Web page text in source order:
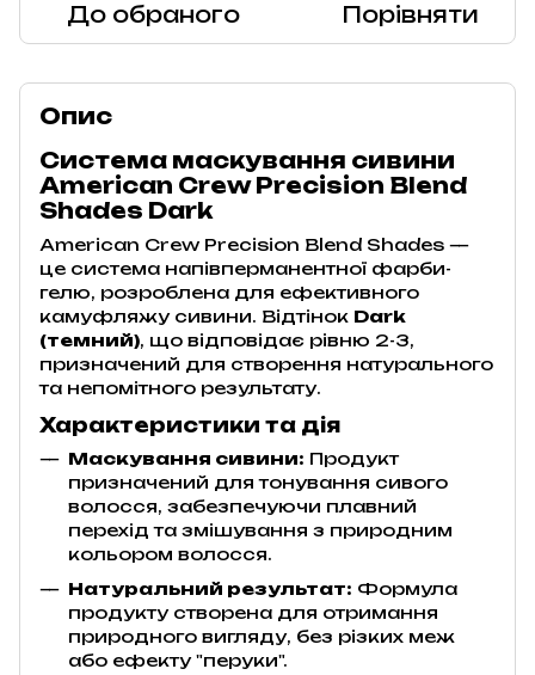
До обраного Порівняти
Опис
Система маскування сивини
American Crew Precision Blend
Shades Dark
American Crew Precision Blend Shades —
це система напівперманентної фарби-
гелю, розроблена для ефективного
камуфляжу сивини. Відтінок Dark
(темний), що відповідає рівню 2-3,
призначений для створення натурального
та непомітного результату.
Характеристики та дія
Маскування сивини: Продукт
призначений для тонування сивого
волосся, забезпечуючи плавний
перехід та змішування з природним
кольором волосся.
Натуральний результат: Формула
продукту створена для отримання
природного вигляду, без різких меж
або ефекту "перуки".